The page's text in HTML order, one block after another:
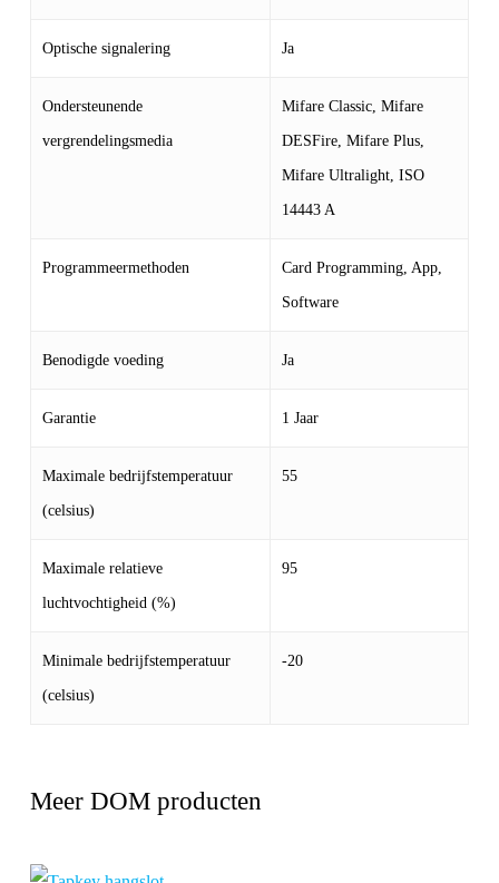
Optische signalering Ja
Ondersteunende
vergrendelingsmedia
Mifare Classic, Mifare
DESFire, Mifare Plus,
Mifare Ultralight, ISO
14443 A
Programmeermethoden Card Programming, App,
Software
Benodigde voeding Ja
Garantie 1 Jaar
Maximale bedrijfstemperatuur
(celsius)
55
Maximale relatieve
luchtvochtigheid (%)
95
Minimale bedrijfstemperatuur
(celsius)
-20
Meer DOM producten